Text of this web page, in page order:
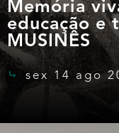
Memória
educação
MUSINÊS
sex 14 ago